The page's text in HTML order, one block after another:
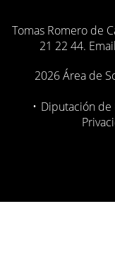
Tomas Romero de
21 22 44.
2026 Área de
• Diputación de